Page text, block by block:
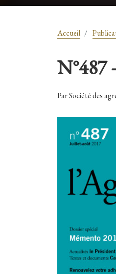
Accueil
N°487
Par Société des